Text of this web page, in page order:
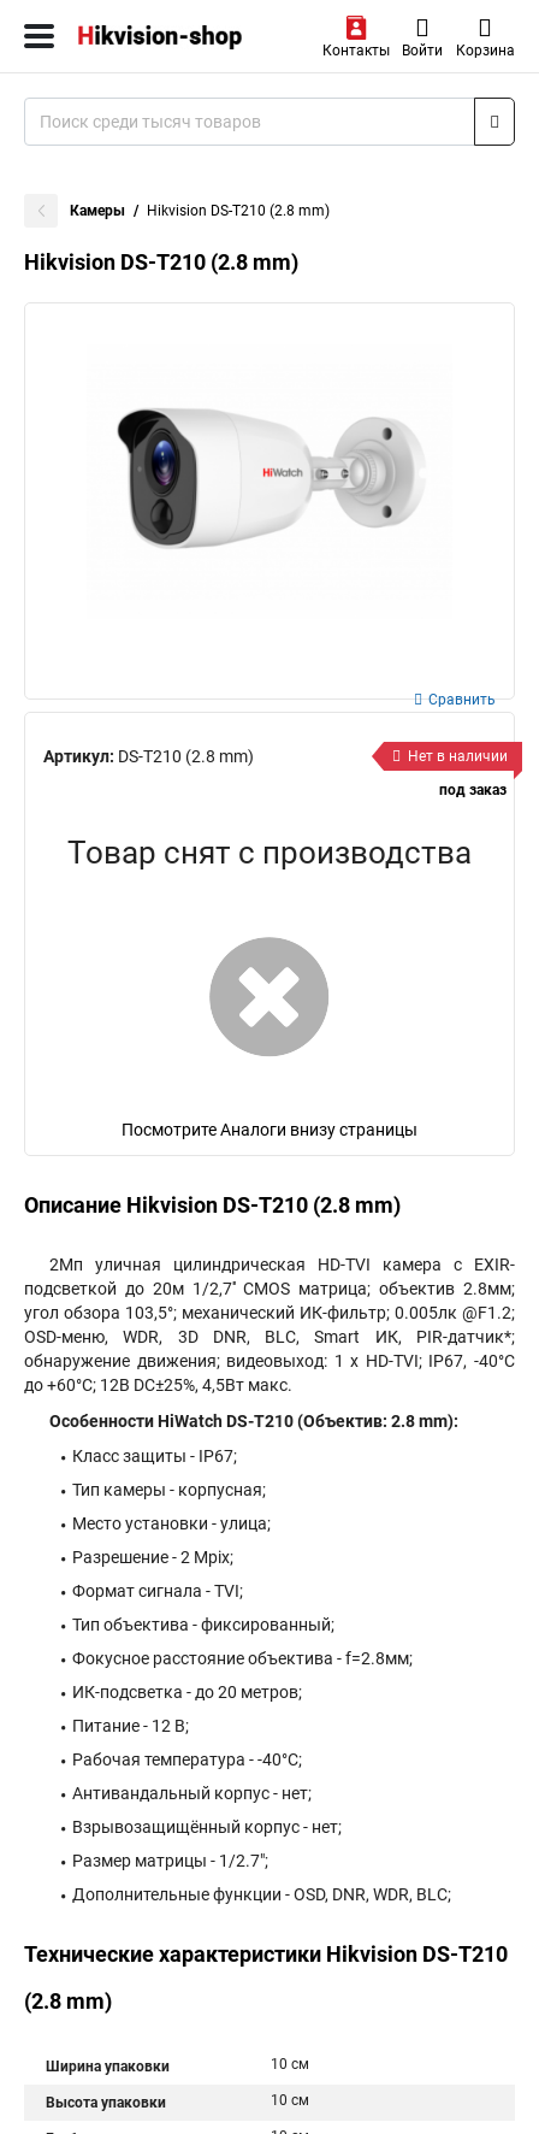
Контакты Войти Корзина
Камеры Hikvision DS-T210 (2.8 mm)
Hikvision DS-T210 (2.8 mm)
Артикул: DS-T210 (2.8 mm)
Сравнить
Нет в наличии
под заказ
Товар снят с производства
Посмотрите Аналоги внизу страницы
Описание Hikvision DS-T210 (2.8 mm)
2Мп уличная цилиндрическая HD-TVI камера с EXIR-
подсветкой до 20м 1/2,7'' CMOS матрица; объектив 2.8мм;
угол обзора 103,5°; механический ИК-фильтр; 0.005лк @F1.2;
OSD-меню, WDR, 3D DNR, BLC, Smart ИК, PIR-датчик*;
обнаружение движения; видеовыход: 1 х HD-TVI; IP67, -40°С
до +60°С; 12В DC±25%, 4,5Вт макс.
Особенности HiWatch DS-T210 (Объектив: 2.8 mm):
Класс защиты - IP67;
Тип камеры - корпусная;
Место установки - улица;
Разрешение - 2 Mpix;
Формат сигнала - TVI;
Тип объектива - фиксированный;
Фокусное расстояние объектива - f=2.8мм;
ИК-подсветка - до 20 метров;
Питание - 12 В;
Рабочая температура - -40°С;
Антивандальный корпус - нет;
Взрывозащищённый корпус - нет;
Размер матрицы - 1/2.7";
Дополнительные функции - OSD, DNR, WDR, BLC;
Технические характеристики Hikvision DS-T210
(2.8 mm)
Ширина упаковки 10 см
Высота упаковки 10 см